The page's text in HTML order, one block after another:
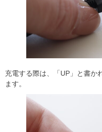
充電する際は、「UP」と書か
ます。